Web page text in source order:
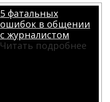
5 фатальных
ошибок в общении
с журналистом
Читать подробнее